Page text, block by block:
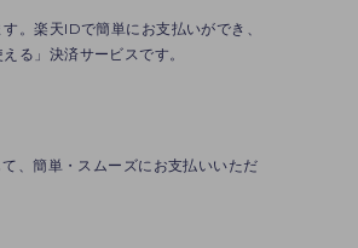
。楽天IDで簡単にお支払いができ、
る」決済サービスです。
、簡単・スムーズにお支払いいただ